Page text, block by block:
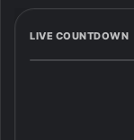
LIVE COUNTDOWN